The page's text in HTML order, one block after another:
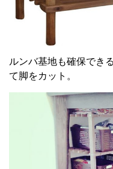
ルンバ基地も確保でき
て脚をカット。